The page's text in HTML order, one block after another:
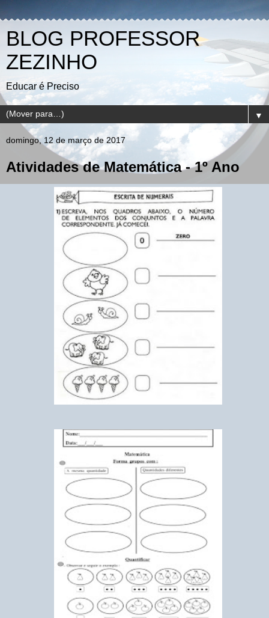
BLOG PROFESSOR
ZEZINHO
Educar é Preciso
▼
domingo, 12 de março de 2017
Atividades de Matemática - 1º Ano